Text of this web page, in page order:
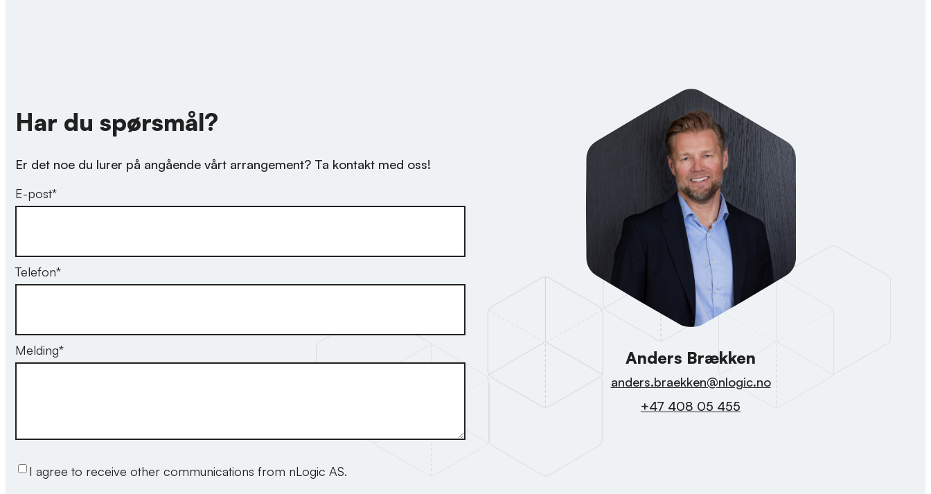
Har du spørsmål?
Er det noe du lurer på angående vårt arrangement? Ta kontakt med oss!
E-post*
Telefon*
Melding*
I agree to receive other communications from nLogic AS.
Anders Brækken
anders.braekken@nlogic.no
+47 408 05 455